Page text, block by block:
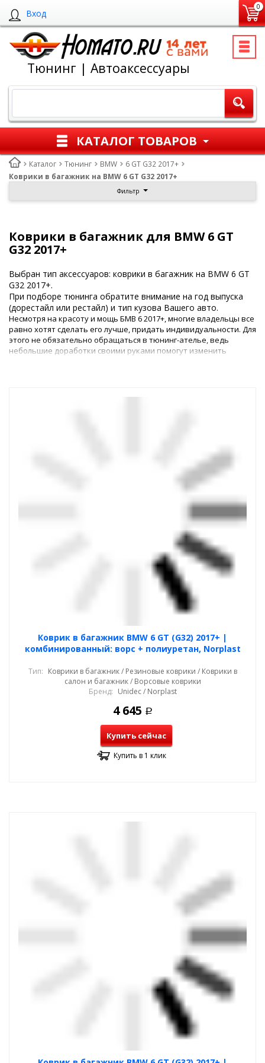
Вход
0
Тюнинг | Автоаксессуары
КАТАЛОГ ТОВАРОВ
Каталог Тюнинг BMW
6 GT G32 2017+
Коврики в багажник на BMW 6 GT G32 2017+
Фильтр
Коврики в багажник для BMW 6 GT
G32 2017+
Выбран тип аксессуаров: коврики в багажник на BMW 6 GT
G32 2017+.
При подборе тюнинга обратите внимание на год выпуска
(дорестайл или рестайл) и тип кузова Вашего авто.
Несмотря на красоту и мощь БМВ 6 2017+, многие владельцы все
равно хотят сделать его лучше, придать индивидуальности. Для
этого не обязательно обращаться в тюнинг-ателье, ведь
небольшие доработки своими руками помогут изменить
Коврик в багажник BMW 6 GT (G32) 2017+ |
комбинированный: ворс + полиуретан, Norplast
Тип: Коврики в багажник / Резиновые коврики / Коврики в
салон и багажник / Ворсовые коврики
Бренд: Unidec / Norplast
4 645 Р
Купить сейчас
Купить в 1 клик